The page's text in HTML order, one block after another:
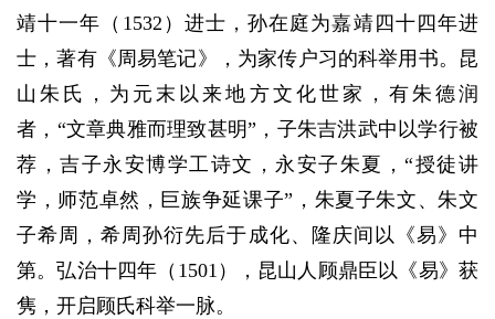
靖十一年（1532）进士，孙在庭为嘉靖四十四年进
士，著有《周易笔记》，为家传户习的科举用书。昆
山朱氏，为元末以来地方文化世家，有朱德润
者，“文章典雅而理致甚明”，子朱吉洪武中以学行被
荐，吉子永安博学工诗文，永安子朱夏，“授徒讲
学，师范卓然，巨族争延课子”，朱夏子朱文、朱文
子希周，希周孙衍先后于成化、隆庆间以《易》中
第。弘治十四年（1501），昆山人顾鼎臣以《易》获
隽，开启顾氏科举一脉。